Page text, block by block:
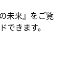
未来』をご覧
できます。